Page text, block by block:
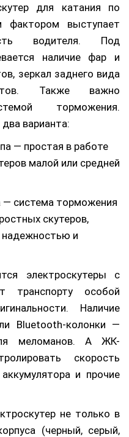
для катания по
фактором выступает
водителя. Под
наличие фар и
зеркал заднего вида
Также важно
торможения.
варианта:
— простая в работе
малой или средней
— система торможения
скутеров,
надежностью и
электроскутеры с
транспорту особой
Наличие
Bluetooth-колонки —
меломанов. А ЖК-
скорость
и прочие
не только в
(черный, серый,